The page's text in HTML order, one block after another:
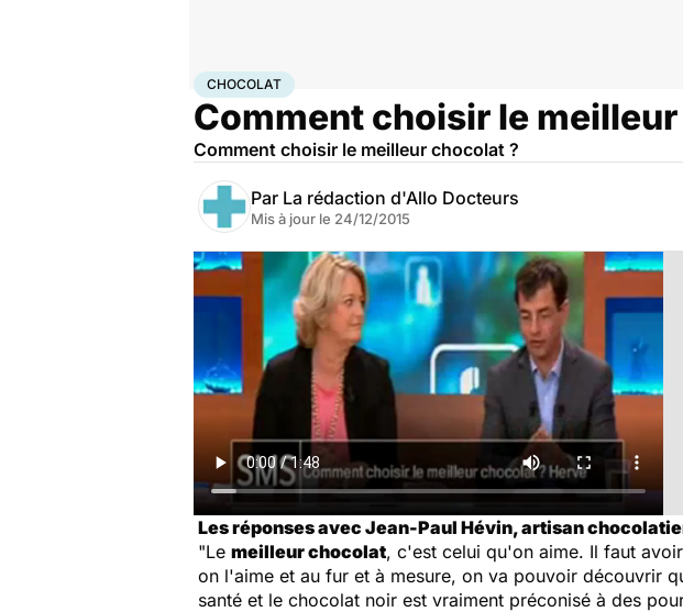
AccueilSantéChocolat
CHOCOLAT
Comment choisir le
Comment choisir le meilleur chocolat ?
Par La rédaction d'Allo Docteurs
Mis à jour le 24/12/2015
Les réponses avec Jean-Paul Hévin, artisan
"Le meilleur chocolat, c'est celui qu'on aime. Il faut
on l'aime et au fur et à mesure, on va pouvoir découvrir
santé et le chocolat noir est vraiment préconisé à des